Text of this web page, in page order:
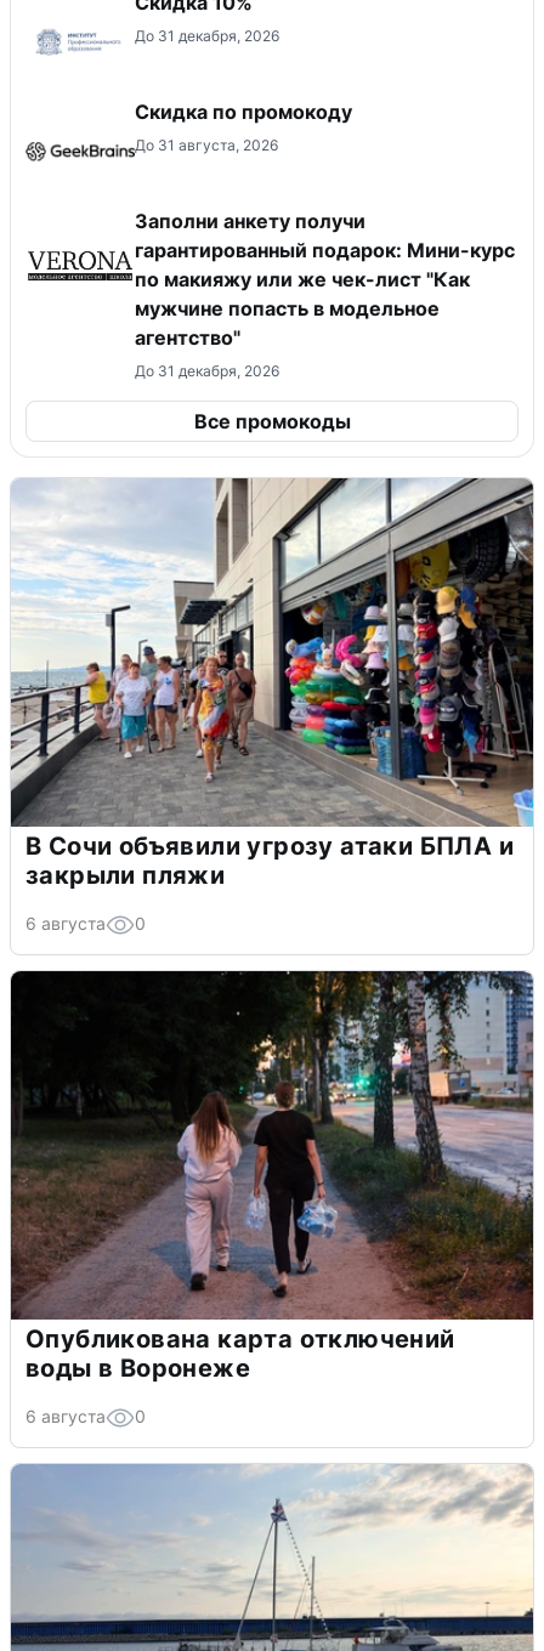
До 31 декабря, 2026
Скидка по промокоду
До 31 августа, 2026
Заполни анкету получи
гарантированный подарок: Мини-курс
по макияжу или же чек-лист "Как
мужчине попасть в модельное
агентство"
До 31 декабря, 2026
Все промокоды
В Сочи объявили угрозу атаки БПЛА и
закрыли пляжи
6 августа 0
Опубликована карта отключений
воды в Воронеже
6 августа 0